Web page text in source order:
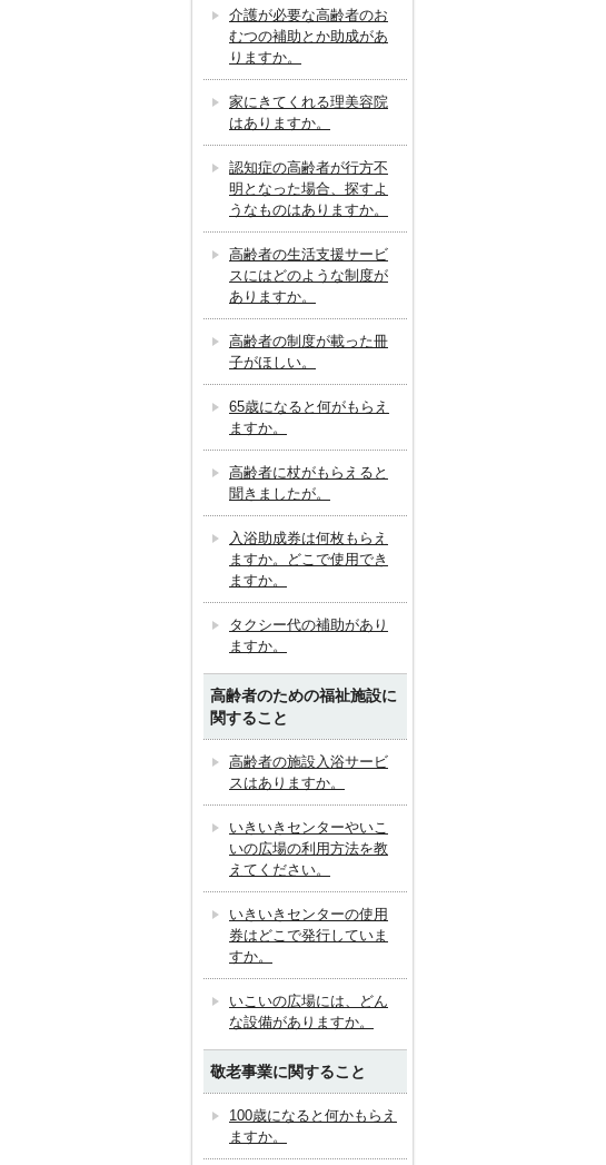
介護が必要な高齢者のお
むつの補助とか助成があ
りますか。
家にきてくれる理美容院
はありますか。
認知症の高齢者が行方不
明となった場合、探すよ
うなものはありますか。
高齢者の生活支援サービ
スにはどのような制度が
ありますか。
高齢者の制度が載った冊
子がほしい。
65歳になると何がもらえ
ますか。
高齢者に杖がもらえると
聞きましたが。
入浴助成券は何枚もらえ
ますか。どこで使用でき
ますか。
タクシー代の補助があり
ますか。
高齢者のための福祉施設に
関すること
高齢者の施設入浴サービ
スはありますか。
いきいきセンターやいこ
いの広場の利用方法を教
えてください。
いきいきセンターの使用
券はどこで発行していま
すか。
いこいの広場には、どん
な設備がありますか。
敬老事業に関すること
100歳になると何かもらえ
ますか。